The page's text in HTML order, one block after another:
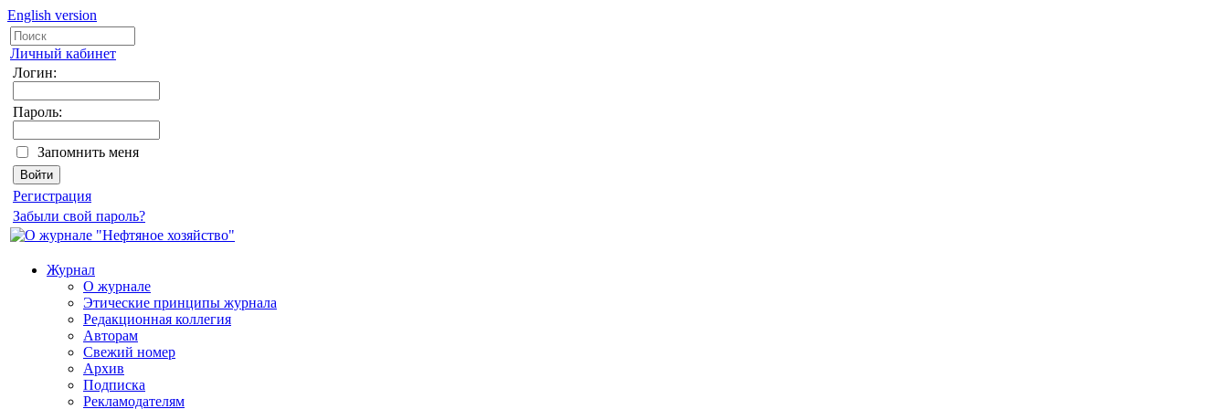
English version
Личный кабинет
Логин:
Пароль:
Запомнить меня
Регистрация
Забыли свой пароль?
Журнал
О журнале
Этические принципы журнала
Редакционная коллегия
Авторам
Свежий номер
Архив
Подписка
Рекламодателям